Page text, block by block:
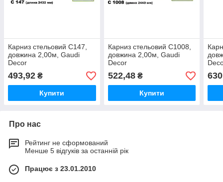
Карниз стельовий C147,
довжина 2,00м, Gaudi
Decor
493,92 ₴
Купити
Карниз стельовий C1008,
довжина 2,00м, Gaudi
Decor
522,48₴
Купити
Про нас
Рейтинг не сформований
Менше 5 відгуків за останній рік
Працює з 23.01.2010